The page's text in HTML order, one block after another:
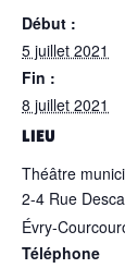
Début :
5 juillet 2021
Fin :
8 juillet 2021
LIEU
Théâtre
2-4 Rue
Évry-
Téléphone